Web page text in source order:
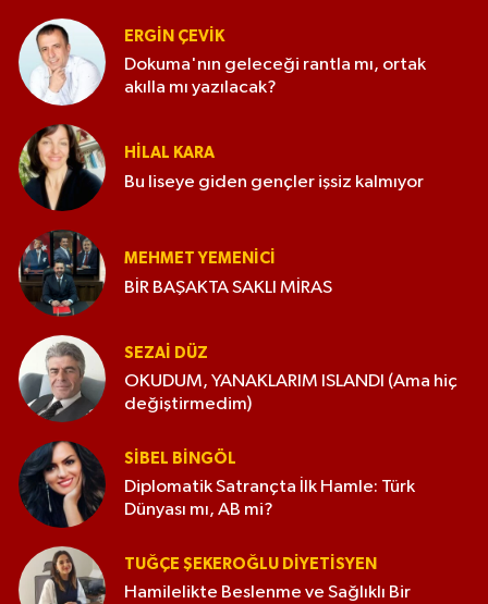
ERGIN ÇEVİK
Dokuma'nın geleceği rantla mı, ortak
akılla mı yazılacak?
HILAL KARA
Bu liseye giden gençler işsiz kalmıyor
MEHMET YEMENICI
BİR BAŞAKTA SAKLI MİRAS
SEZAI DÜZ
OKUDUM, YANAKLARIM ISLANDI (Ama hiç
değiştirmedim)
SIBEL BINGÖL
Diplomatik Satrançta İlk Hamle: Türk
Dünyası mı, AB mi?
TUĞÇE ŞEKEROĞLU DIYETISYEN
Hamilelikte Beslenme ve Sağlıklı Bir